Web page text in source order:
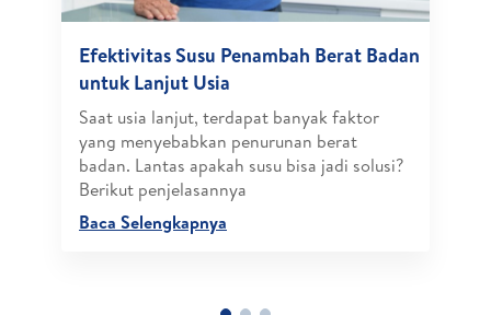
Efektivitas Susu Penambah Berat Badan
untuk Lanjut Usia
Saat usia lanjut, terdapat banyak faktor
yang menyebabkan penurunan berat
badan. Lantas apakah susu bisa jadi solusi?
Berikut penjelasannya
Baca Selengkapnya